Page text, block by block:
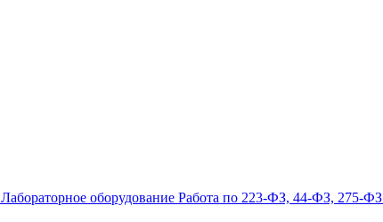
Лабораторное оборудование Работа по 223-ФЗ, 44-ФЗ, 275-ФЗ